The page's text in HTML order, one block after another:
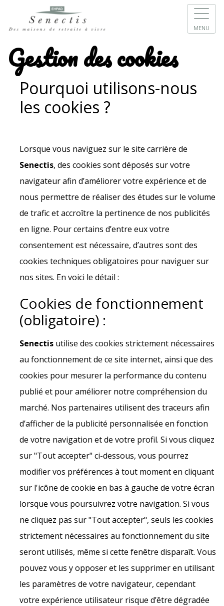
MENU
Gestion des cookies
Pourquoi utilisons-nous
les cookies ?
Lorsque vous naviguez sur le site carrière de
Senectis, des cookies sont déposés sur votre
navigateur afin d’améliorer votre expérience et de
nous permettre de réaliser des études sur le volume
de trafic et accroître la pertinence de nos publicités
en ligne. Pour certains d’entre eux votre
consentement est nécessaire, d’autres sont des
cookies techniques obligatoires pour naviguer sur
nos sites. En voici le détail :
Cookies de fonctionnement
(obligatoire) :
Senectis utilise des cookies strictement nécessaires
au fonctionnement de ce site internet, ainsi que des
cookies pour mesurer la performance du contenu
publié et pour améliorer notre compréhension du
marché. Nos partenaires utilisent des traceurs afin
d’afficher de la publicité personnalisée en fonction
de votre navigation et de votre profil. Si vous cliquez
sur "Tout accepter" ci-dessous, vous pourrez
modifier vos préférences à tout moment en cliquant
sur l'icône de cookie en bas à gauche de votre écran
lorsque vous poursuivrez votre navigation. Si vous
ne cliquez pas sur "Tout accepter", seuls les cookies
strictement nécessaires au fonctionnement du site
seront utilisés, même si cette fenêtre disparaît. Vous
pouvez vous y opposer et les supprimer en utilisant
les paramètres de votre navigateur, cependant
votre expérience utilisateur risque d’être dégradée